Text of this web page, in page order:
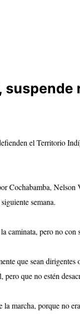
el Territorio
Cochabamba,
semana.
caminata, pero no con
que sean
que no estén
marcha, porque no